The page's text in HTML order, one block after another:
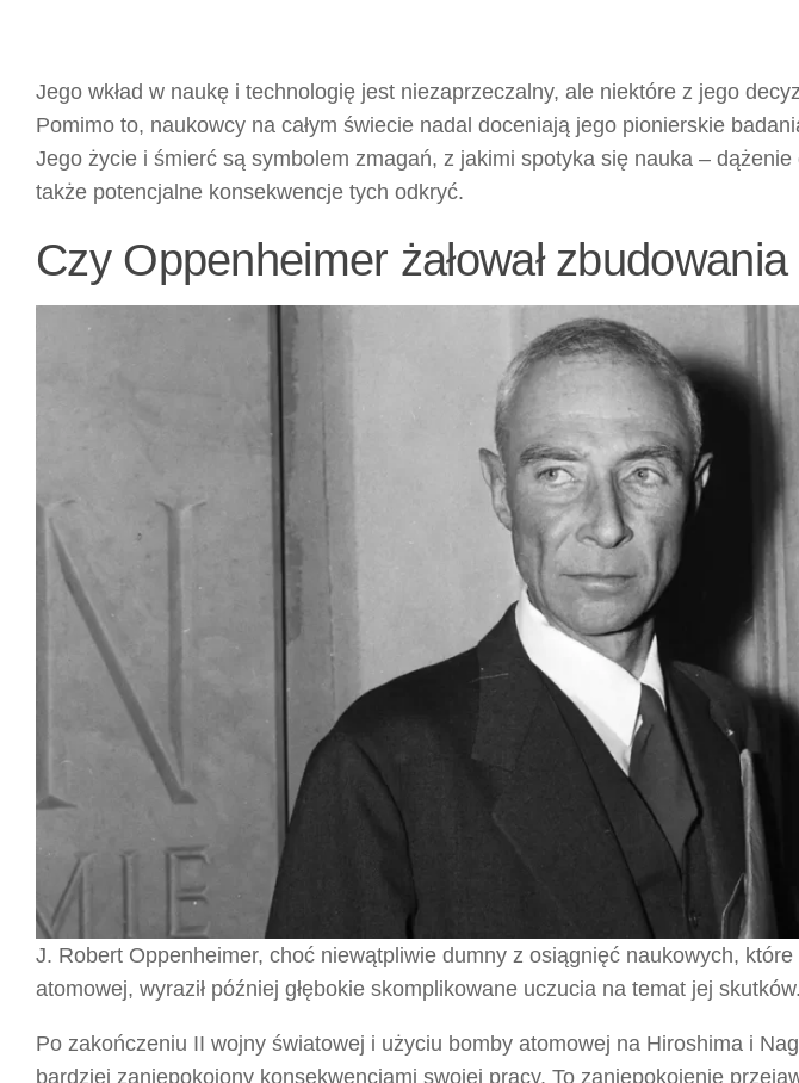
Jego wkład w naukę i technologię jest niezaprzeczalny, ale niektóre z jego
Pomimo to, naukowcy na całym świecie nadal doceniają jego pionierskie
Jego życie i śmierć są symbolem zmagań, z jakimi spotyka się nauka –
także potencjalne konsekwencje tych odkryć.
Czy Oppenheimer żałował
J. Robert Oppenheimer, choć niewątpliwie dumny z osiągnięć naukowych,
atomowej, wyraził później głębokie skomplikowane uczucia na temat jej skutków.
Po zakończeniu II wojny światowej i użyciu bomby atomowej na Hiroshima i
bardziej zaniepokojony konsekwencjami swojej pracy. To zaniepokojenie